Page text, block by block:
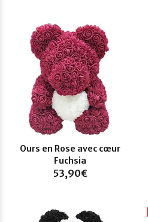
Ours en Rose avec cœur
Fuchsia
53,90€